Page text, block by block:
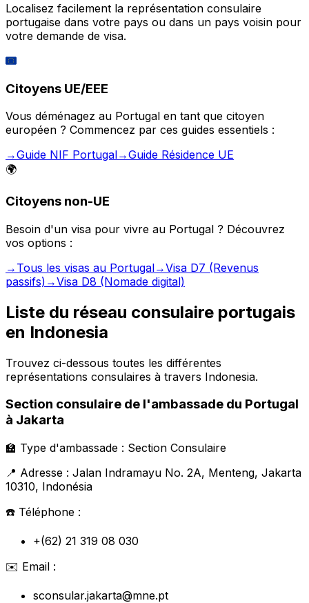
Localisez facilement la représentation consulaire
portugaise dans votre pays ou dans un pays voisin pour
votre demande de visa.
🇪🇺
Citoyens UE/EEE
Vous déménagez au Portugal en tant que citoyen
européen ? Commencez par ces guides essentiels :
→Guide NIF Portugal→Guide Résidence UE
🌍
Citoyens non-UE
Besoin d'un visa pour vivre au Portugal ? Découvrez
vos options :
→ Tous les visas au Portugal→Visa D7 (Revenus
passifs) →Visa D8 (Nomade digital)
Liste du réseau consulaire portugais
en Indonesia
Trouvez ci-dessous toutes les différentes
représentations consulaires à travers Indonesia.
Section consulaire de l'ambassade du Portugal
à Jakarta
🏫 Type d'ambassade : Section Consulaire
📍 Adresse : Jalan Indramayu No. 2A, Menteng, Jakarta
10310, Indonésia
☎️ Téléphone :
+(62) 21 319 08 030
✉️ Email :
sconsular.jakarta@mne.pt